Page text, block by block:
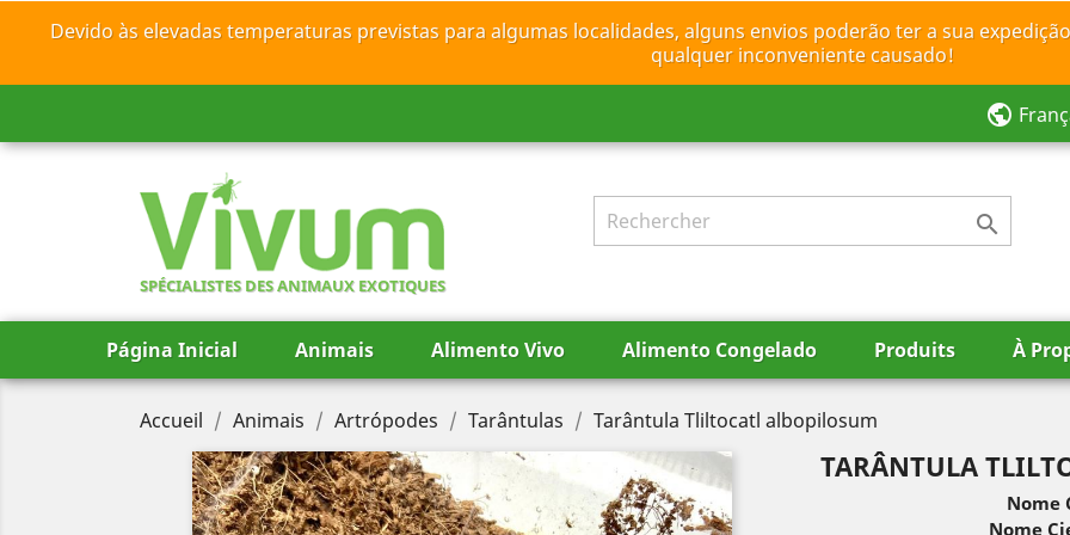
Devido às elevadas temperaturas previstas para algumas localidades, alguns envios poderão ter a sua
qualquer inconveniente causado!
public
SPÉCIALISTES DES ANIMAUX EXOTIQUES

Página Inicial Animais Alimento Vivo Alimento Congelado Produits À
Accueil Animais Artrópodes Tarântulas Tarântula Tliltocatl albopilosum
TARÂNTULA
Nome
Nome